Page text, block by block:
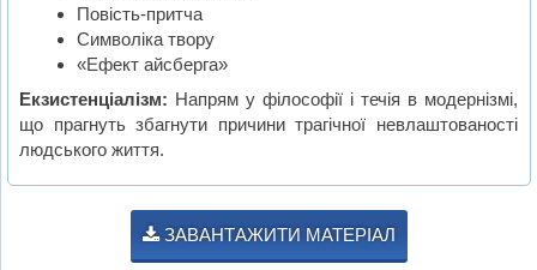
Повість-притча
Символіка твору
«Ефект айсберга»
Екзистенціалізм: Напрям у філософії і течія в модернізмі,
що прагнуть збагнути причини трагічної невлаштованості
людського життя.
ЗАВАНТАЖИТИ МАТЕРІАЛ